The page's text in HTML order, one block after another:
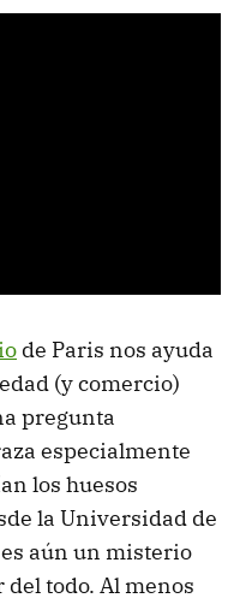
de Paris nos ayuda
(y comercio)
pregunta
especialmente
los huesos
la Universidad de
aún un misterio
todo. Al menos